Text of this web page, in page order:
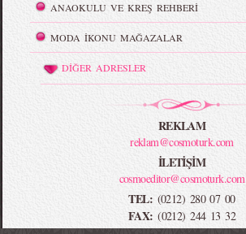
ANAOKULU VE KREŞ REHBERİ
MODA İKONU MAĞAZALAR
DİĞER ADRESLER
REKLAM
reklam@cosmoturk.com
İLETİŞİM
cosmoeditor@cosmoturk.com
TEL: (0212) 280 07 00
FAX: (0212) 244 13 32